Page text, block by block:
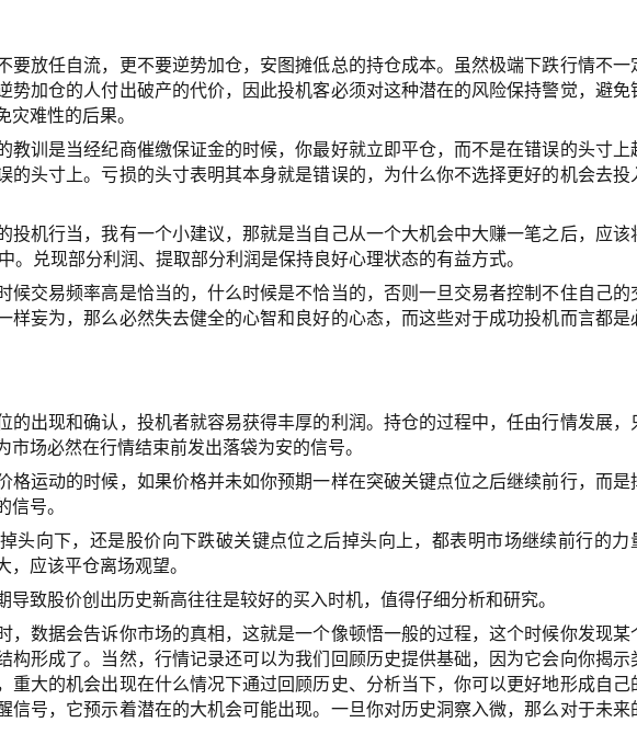
要放任自流，更不要逆势加仓，安图摊低总的持仓成本。虽然极端下跌行情不一
势加仓的人付出破产的代价，因此投机客必须对这种潜在的风险保持警觉，避免
难性的后果。
教训是当经纪商催缴保证金的时候，你最好就立即平仓，而不是在错误的头寸上
的头寸上。亏损的头寸表明其本身就是错误的，为什么你不选择更好的机会去投
投机行当，我有一个小建议，那就是当自己从一个大机会中大赚一笔之后，应该
。兑现部分利润、提取部分利润是保持良好心理状态的有益方式。
候交易频率高是恰当的，什么时候是不恰当的，否则一旦交易者控制不住自己的
样妄为，那么必然失去健全的心智和良好的心态，而这些对于成功投机而言都是
的出现和确认，投机者就容易获得丰厚的利润。持仓的过程中，任由行情发展，
场必然在行情结束前发出落袋为安的信号。
格运动的时候，如果价格并未如你预期一样在突破关键点位之后继续前行，而是
号。
头向下，还是股价向下跌破关键点位之后掉头向上，都表明市场继续前行的力
应该平仓离场观望。
导致股价创出历史新高往往是较好的买入时机，值得仔细分析和研究。
，数据会告诉你市场的真相，这就是一个像顿悟一般的过程，这个时候你发现某
构形成了。当然，行情记录还可以为我们回顾历史提供基础，因为它会向你揭示
重大的机会出现在什么情况下通过回顾历史、分析当下，你可以更好地形成自己
信号，它预示着潜在的大机会可能出现。一旦你对历史洞察入微，那么对于未来